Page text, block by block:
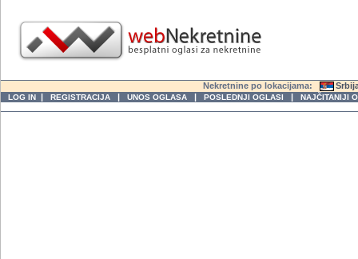
Nekretnine po lokacijama:
LOG IN | REGISTRACIJA | UNOS OGLASA | POSLEDNJI OGLASI | NAJČITANIJI